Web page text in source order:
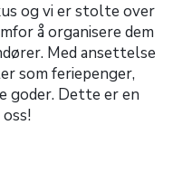
og vi er stolte over
å organisere dem
Med ansettelse
som feriepenger,
goder. Dette er en